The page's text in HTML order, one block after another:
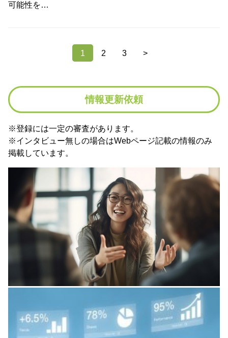
可能性を…
1 2 3 >
情報更新依頼
※登録には一定の審査があります。
※インタビュー無しの場合はWebページ記載の情報のみ
掲載しています。